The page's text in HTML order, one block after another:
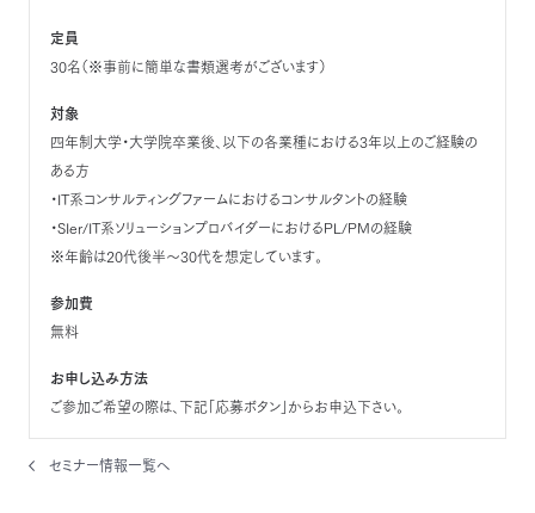
定員
30名（※事前に簡単な書類選考がございます）
対象
四年制大学・大学院卒業後、以下の各業種における3年以上のご経験の
ある方
・IT系コンサルティングファームにおけるコンサルタントの経験
・SIer/IT系ソリューションプロバイダーにおけるPL/PMの経験
※年齢は20代後半～30代を想定しています。
参加費
無料
お申し込み方法
ご参加ご希望の際は、下記「応募ボタン」からお申込下さい。
セミナー情報一覧へ